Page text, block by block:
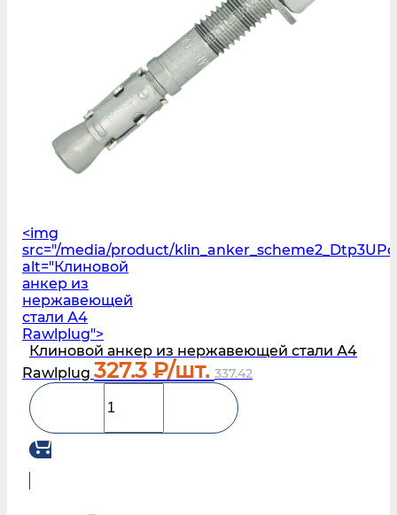
<img
src="/media/product/
alt="Клиновой
анкер из
нержавеющей
стали А4
Rawlplug">
Клиновой анкер из нержавеющей стали А4
Rawlplug 327.3 ₽/шт. 337.42